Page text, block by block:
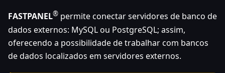
FASTPANEL® permite conectar servidores de banco de
dados externos: MySQL ou PostgreSQL; assim,
oferecendo a possibilidade de trabalhar com bancos
de dados localizados em servidores externos.